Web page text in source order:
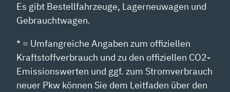
Es gibt Bestellfahrzeuge, Lagerneuwagen und
Gebrauchtwagen.
* = Umfangreiche Angaben zum offiziellen
Kraftstoffverbrauch und zu den offiziellen CO2-
Emissionswerten und ggf. zum Stromverbrauch
neuer Pkw können Sie dem Leitfaden über den